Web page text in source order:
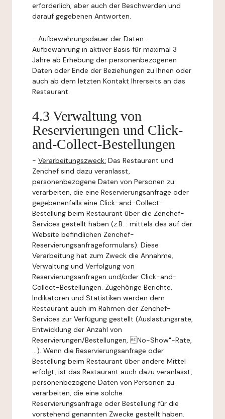
erforderlich, aber auch der Beschwerden und
darauf gegebenen Antworten.
- Aufbewahrungsdauer der Daten:
Aufbewahrung in aktiver Basis für maximal 3
Jahre ab Erhebung der personenbezogenen
Daten oder Ende der Beziehungen zu Ihnen oder
auch ab dem letzten Kontakt Ihrerseits an das
Restaurant.
4.3 Verwaltung von
Reservierungen und Click-
and-Collect-Bestellungen
- Verarbeitungszweck: Das Restaurant und
Zenchef sind dazu veranlasst,
personenbezogene Daten von Personen zu
verarbeiten, die eine Reservierungsanfrage oder
gegebenenfalls eine Click-and-Collect-
Bestellung beim Restaurant über die Zenchef-
Services gestellt haben (z.B. : mittels des auf der
Website befindlichen Zenchef-
Reservierungsanfrageformulars). Diese
Verarbeitung hat zum Zweck die Annahme,
Verwaltung und Verfolgung von
Reservierungsanfragen und/oder Click-and-
Collect-Bestellungen. Zugehörige Berichte,
Indikatoren und Statistiken werden dem
Restaurant auch im Rahmen der Zenchef-
Services zur Verfügung gestellt (Auslastungsrate,
Entwicklung der Anzahl von
Reservierungen/Bestellungen, No-Show"-Rate,
...). Wenn die Reservierungsanfrage oder
Bestellung beim Restaurant über andere Mittel
erfolgt, ist das Restaurant auch dazu veranlasst,
personenbezogene Daten von Personen zu
verarbeiten, die eine solche
Reservierungsanfrage oder Bestellung für die
vorstehend genannten Zwecke gestellt haben.